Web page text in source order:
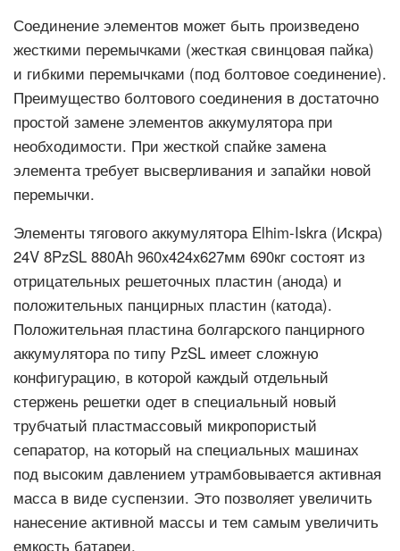
Соединение элементов может быть произведено
жесткими перемычками (жесткая свинцовая пайка)
и гибкими перемычками (под болтовое соединение).
Преимущество болтового соединения в достаточно
простой замене элементов аккумулятора при
необходимости. При жесткой спайке замена
элемента требует высверливания и запайки новой
перемычки.
Элементы тягового аккумулятора Elhim-Iskra (Искра)
24V 8PzSL 880Ah 960x424x627мм 690кг состоят из
отрицательных решеточных пластин (анода) и
положительных панцирных пластин (катода).
Положительная пластина болгарского панцирного
аккумулятора по типу PzSL имеет сложную
конфигурацию, в которой каждый отдельный
стержень решетки одет в специальный новый
трубчатый пластмассовый микропористый
сепаратор, на который на специальных машинах
под высоким давлением утрамбовывается активная
масса в виде суспензии. Это позволяет увеличить
нанесение активной массы и тем самым увеличить
емкость батареи.